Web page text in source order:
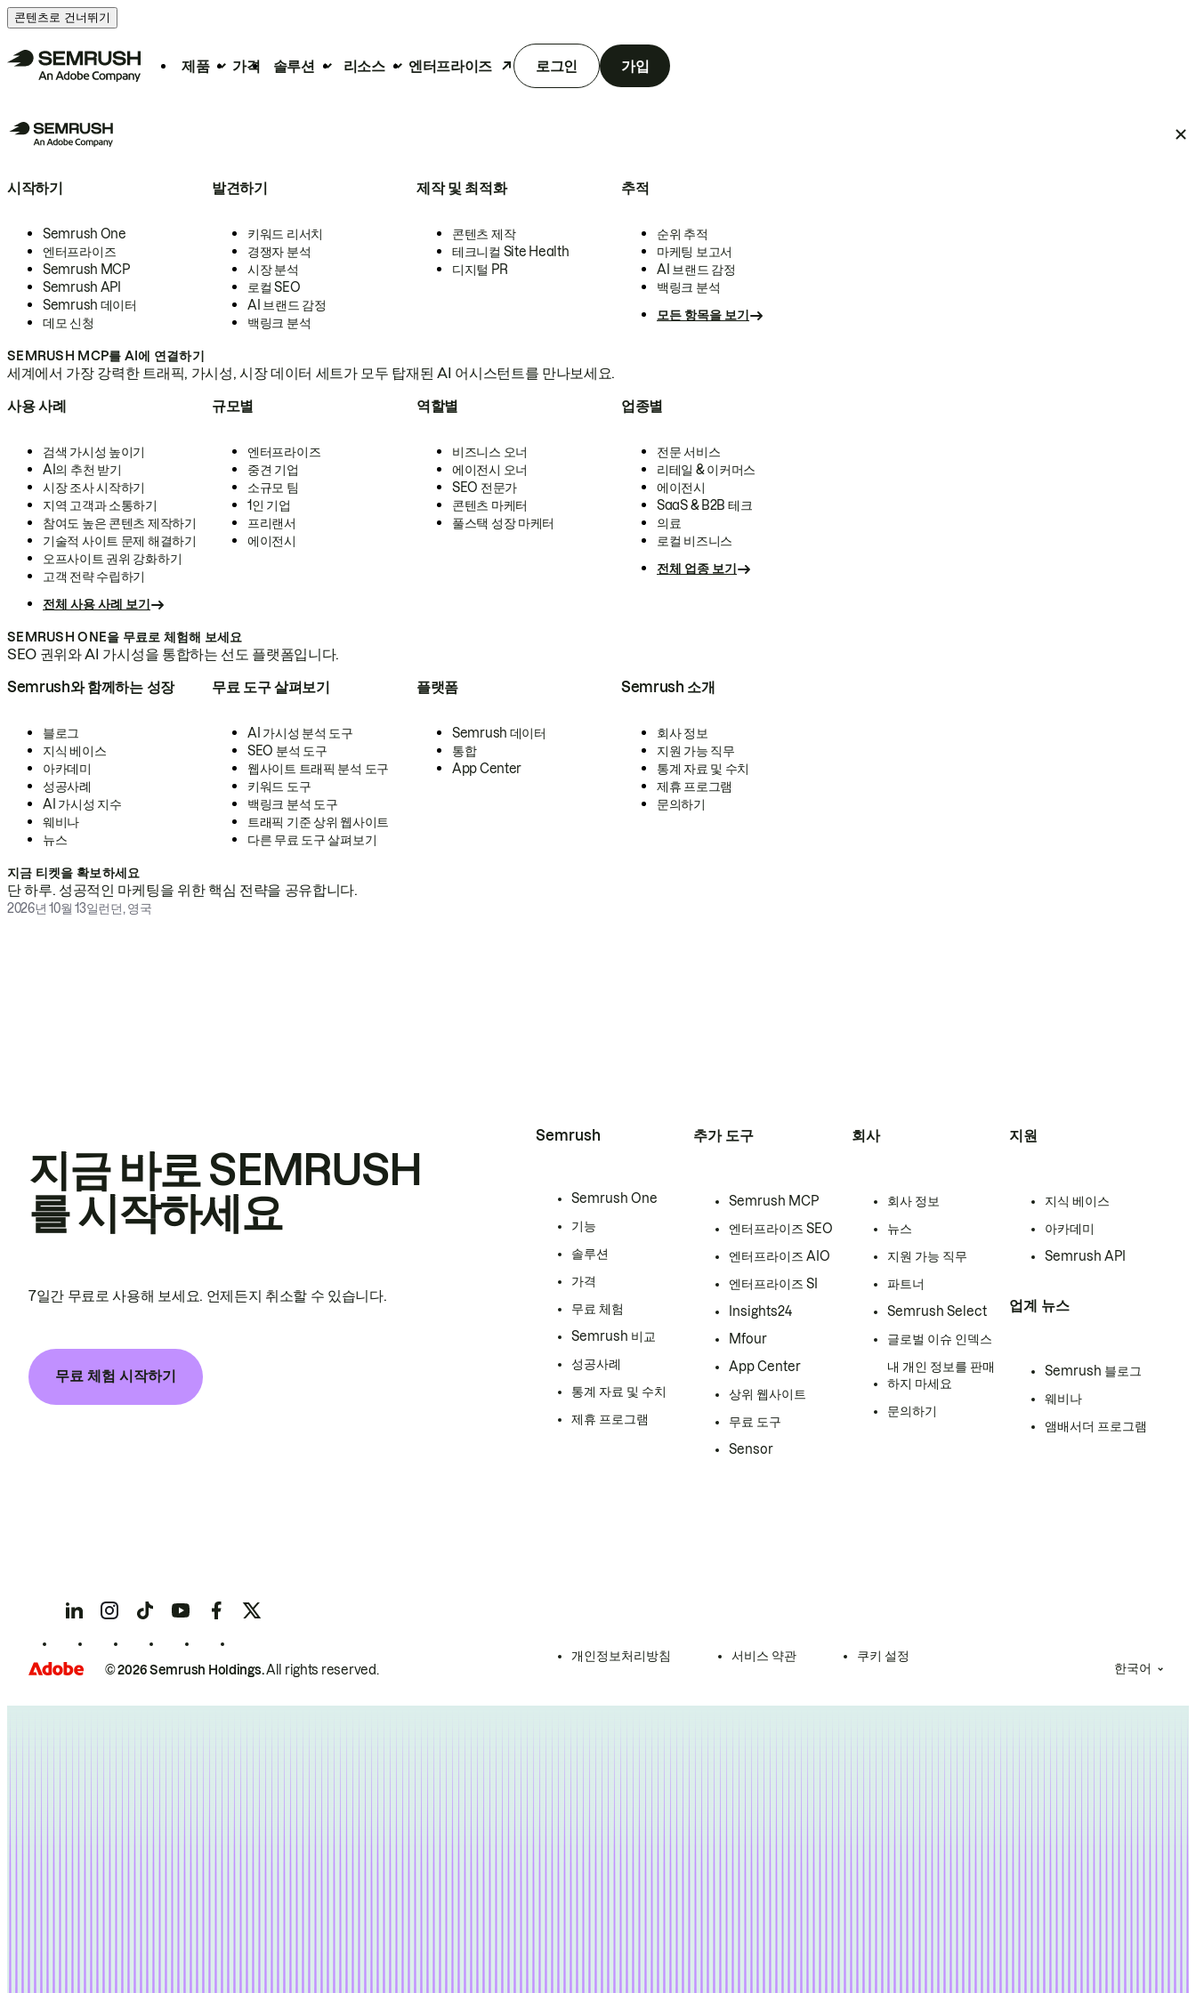
콘텐츠로 건너뛰기
제품 가격 솔루션 리소스 엔터프라이즈 로그인 가입
시작하기
Semrush One
엔터프라이즈
Semrush MCP
Semrush API
Semrush 데이터
데모 신청
발견하기
키워드 리서치
경쟁자 분석
시장 분석
로컬 SEO
AI 브랜드 감정
백링크 분석
제작 및 최적화
콘텐츠 제작
테크니컬 Site Health
디지털 PR
추적
순위 추적
마케팅 보고서
AI 브랜드 감정
백링크 분석
모든 항목을 보기
SEMRUSH MCP를 AI에 연결하기
세계에서 가장 강력한 트래픽, 가시성, 시장 데이터 세트가 모두 탑재된 AI 어시스턴트를 만나보세요.
사용 사례
검색 가시성 높이기
AI의 추천 받기
시장 조사 시작하기
지역 고객과 소통하기
참여도 높은 콘텐츠 제작하기
기술적 사이트 문제 해결하기
오프사이트 권위 강화하기
고객 전략 수립하기
전체 사용 사례 보기
규모별
엔터프라이즈
중견 기업
소규모 팀
1인 기업
프리랜서
에이전시
역할별
비즈니스 오너
에이전시 오너
SEO 전문가
콘텐츠 마케터
풀스택 성장 마케터
업종별
전문 서비스
리테일 & 이커머스
에이전시
SaaS & B2B 테크
의료
로컬 비즈니스
전체 업종 보기
SEMRUSH ONE을 무료로 체험해 보세요
SEO 권위와 AI 가시성을 통합하는 선도 플랫폼입니다.
Semrush와 함께하는 성장
블로그
지식 베이스
아카데미
성공사례
AI 가시성 지수
웨비나
뉴스
무료 도구 살펴보기
AI 가시성 분석 도구
SEO 분석 도구
웹사이트 트래픽 분석 도구
키워드 도구
백링크 분석 도구
트래픽 기준 상위 웹사이트
다른 무료 도구 살펴보기
플랫폼
Semrush 데이터
통합
App Center
Semrush 소개
회사 정보
지원 가능 직무
통계 자료 및 수치
제휴 프로그램
문의하기
지금 티켓을 확보하세요
단 하루. 성공적인 마케팅을 위한 핵심 전략을 공유합니다.
2026년 10월 13일런던, 영국
지금 바로 SEMRUSH
를 시작하세요
7일간 무료로 사용해 보세요. 언제든지 취소할 수 있습니다.
무료 체험 시작하기
Semrush
Semrush One
기능
솔루션
가격
무료 체험
Semrush 비교
성공사례
통계 자료 및 수치
제휴 프로그램
추가 도구
Semrush MCP
엔터프라이즈 SEO
엔터프라이즈 AIO
엔터프라이즈 SI
Insights24
Mfour
App Center
상위 웹사이트
무료 도구
Sensor
회사
회사 정보
뉴스
지원 가능 직무
파트너
Semrush Select
글로벌 이슈 인덱스
내 개인 정보를 판매
하지 마세요
문의하기
지원
지식 베이스
아카데미
Semrush API
업계 뉴스
Semrush 블로그
웨비나
앰배서더 프로그램
© 2026 Semrush Holdings.All rights reserved.
개인정보처리방침 서비스 약관
쿠키 설정
한국어